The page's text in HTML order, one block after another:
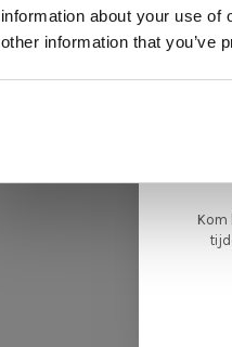
information about your use of
other information that you’ve
van
Kom